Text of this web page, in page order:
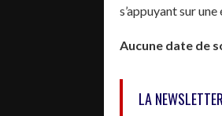
s’appuyant sur
Aucune date de
LA